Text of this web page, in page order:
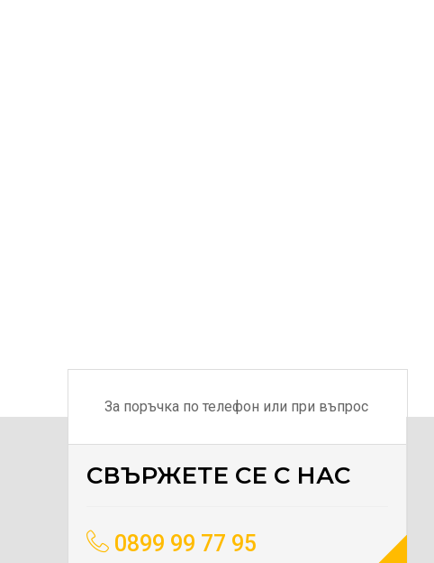
За поръчка по телефон или при въпрос
СВЪРЖЕТЕ СЕ С НАС
0899 99 77 95